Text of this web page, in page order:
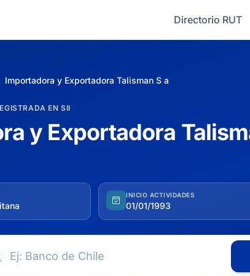
Directorio RUT
Importadora y Exportadora Talisman S a
EN SII
y Exportadora
INICIO ACTIVIDADES
01/01/1993